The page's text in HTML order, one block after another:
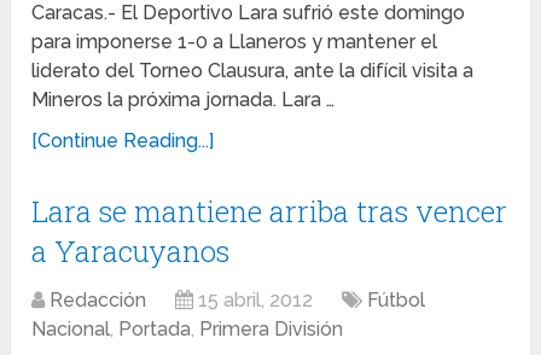
Caracas.- El Deportivo Lara sufrió este domingo
para imponerse 1-0 a Llaneros y mantener el
liderato del Torneo Clausura, ante la difícil visita a
Mineros la próxima jornada. Lara …
[Continue Reading...]
Lara se mantiene arriba tras vencer
a Yaracuyanos
Redacción 15 abril, 2012
Fútbol
Nacional, Portada, Primera División